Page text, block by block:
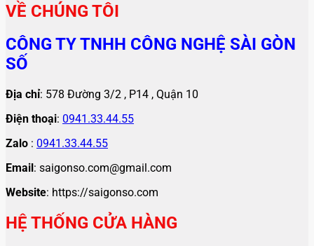
VỀ CHÚNG TÔI
CÔNG TY TNHH CÔNG NGHỆ SÀI GÒN
SỐ
Địa chỉ: 578 Đường 3/2 , P14 , Quận 10
Điện thoại: 0941.33.44.55
Zalo : 0941.33.44.55
Email : saigonso.com@gmail.com
Website: https://saigonso.com
HỆ THỐNG CỬA HÀNG